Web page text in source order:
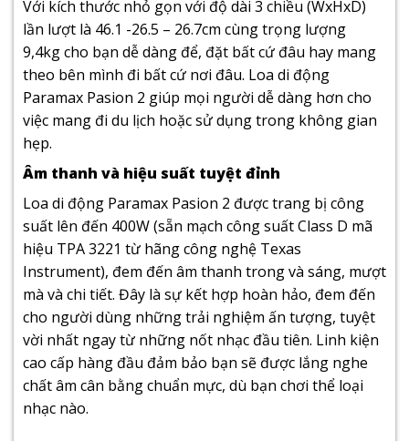
Với kích thước nhỏ gọn với độ dài 3 chiều (WxHxD)
lần lượt là 46.1 -26.5 – 26.7cm cùng trọng lượng
9,4kg cho bạn dễ dàng để, đặt bất cứ đâu hay mang
theo bên mình đi bất cứ nơi đâu. Loa di động
Paramax Pasion 2 giúp mọi người dễ dàng hơn cho
việc mang đi du lịch hoặc sử dụng trong không gian
hẹp.
Âm thanh và hiệu suất tuyệt đỉnh
Loa di động Paramax Pasion 2 được trang bị công
suất lên đến 400W (sẵn mạch công suất Class D mã
hiệu TPA 3221 từ hãng công nghệ Texas
Instrument), đem đến âm thanh trong và sáng, mượt
mà và chi tiết. Đây là sự kết hợp hoàn hảo, đem đến
cho người dùng những trải nghiệm ấn tượng, tuyệt
vời nhất ngay từ những nốt nhạc đầu tiên. Linh kiện
cao cấp hàng đầu đảm bảo bạn sẽ được lắng nghe
chất âm cân bằng chuẩn mực, dù bạn chơi thể loại
nhạc nào.